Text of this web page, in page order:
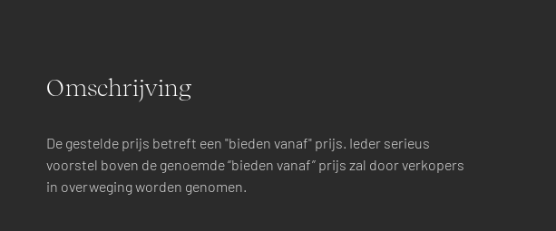
Omschrijving
De gestelde prijs betreft een "bieden vanaf" prijs. Ieder serieus
voorstel boven de genoemde “bieden vanaf” prijs zal door verkopers
in overweging worden genomen.